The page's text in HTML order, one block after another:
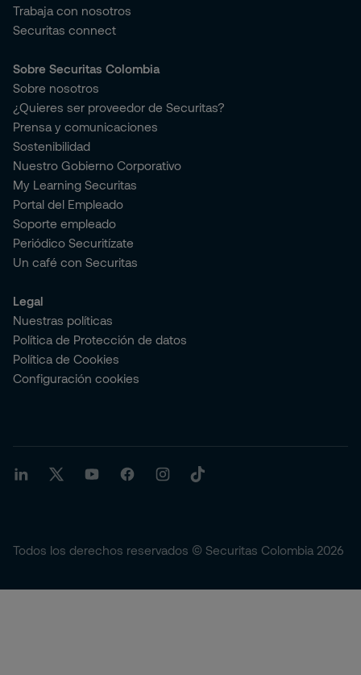
Trabaja con nosotros
Securitas connect
Sobre Securitas Colombia
Sobre nosotros
¿Quieres ser proveedor de Securitas?
Prensa y comunicaciones
Sostenibilidad
Nuestro Gobierno Corporativo
My Learning Securitas
Portal del Empleado
Soporte empleado
Periódico Securitízate
Un café con Securitas
Legal
Nuestras políticas
Política de Protección de datos
Política de Cookies
Configuración cookies
Todos los derechos reservados © Securitas Colombia 2026